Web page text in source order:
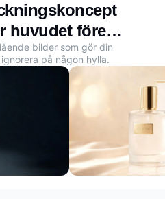
huvudet före
bilder som gör din
på någon hylla.